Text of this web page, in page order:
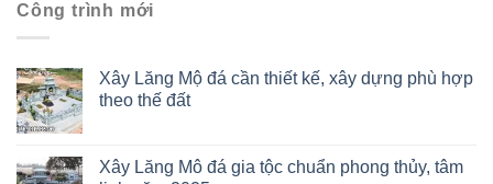
Công trình mới
Xây Lăng Mộ đá cần thiết kế, xây dựng phù hợp
theo thế đất
Xây Lăng Mô đá gia tộc chuẩn phong thủy, tâm